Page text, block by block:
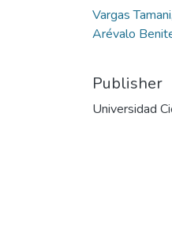
Vargas
Arévalo
Publisher
Universidad